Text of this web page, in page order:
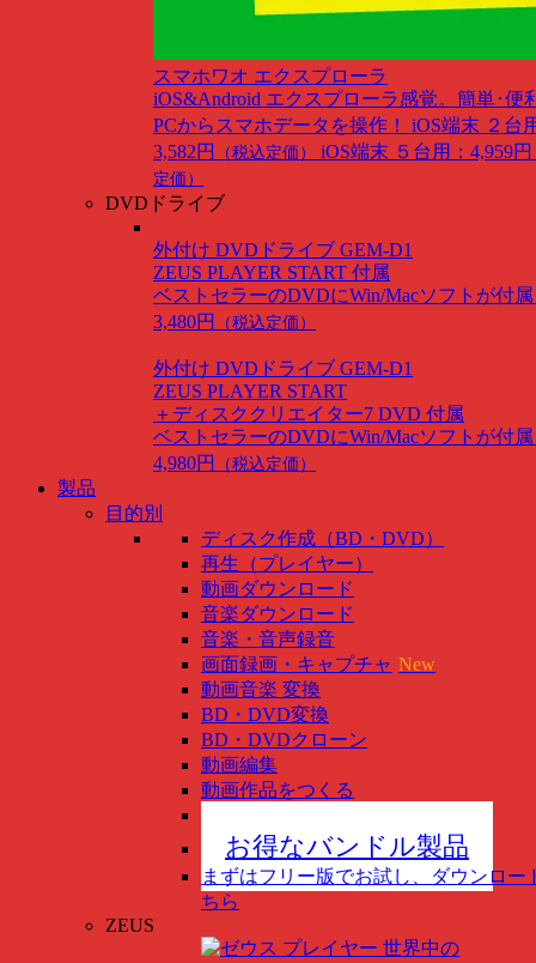
スマホワオ エクスプローラ
iOS&Android エクスプローラ感覚。簡単･便
PCからスマホデータを操作！ iOS端末 ２台
3,582円
（税込定価） iOS端末 ５台用：4,959円
定価）
DVDドライブ
外付け DVDドライブ GEM-D1
ZEUS PLAYER START 付属
ベストセラーのDVDにWin/Macソフトが付
3,480円
（税込定価）
外付け DVDドライブ GEM-D1
ZEUS PLAYER START
＋ディスククリエイター7 DVD 付属
ベストセラーのDVDにWin/Macソフトが付
4,980円
（税込定価）
製品
目的別
ディスク作成（BD・DVD）
再生（プレイヤー）
動画ダウンロード
音楽ダウンロード
音楽・音声録音
画面録画・キャプチャ New
動画音楽 変換
BD・DVD変換
BD・DVDクローン
動画編集
動画作品をつくる
お得なバンドル製品
まずはフリー版でお試し、ダウンロー
ちら
ZEUS